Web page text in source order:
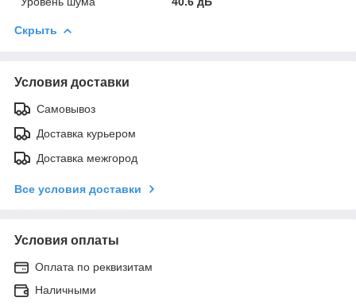
Скрыть
Условия доставки
Самовывоз
Доставка курьером
Доставка межгород
Все условия доставки
Условия оплаты
Оплата по реквизитам
Наличными